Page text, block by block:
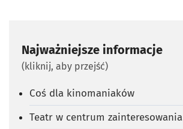
Najważniejsze informacje
(kliknij, aby przejść)
Coś dla kinomaniaków
Teatr w centrum zainteresowania